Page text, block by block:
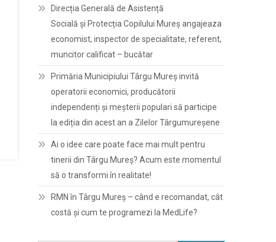
Direcția Generală de Asistență
Socială și Protecția Copilului Mureș angajeaza
economist, inspector de specialitate, referent,
muncitor calificat – bucătar
Primăria Municipiului Târgu Mureș invită
operatorii economici, producătorii
independenți și meșterii populari să participe
la ediția din acest an a Zilelor Târgumureșene
Ai o idee care poate face mai mult pentru
tinerii din Târgu Mureș? Acum este momentul
să o transformi în realitate!
RMN în Târgu Mureș – când e recomandat, cât
costă și cum te programezi la MedLife?